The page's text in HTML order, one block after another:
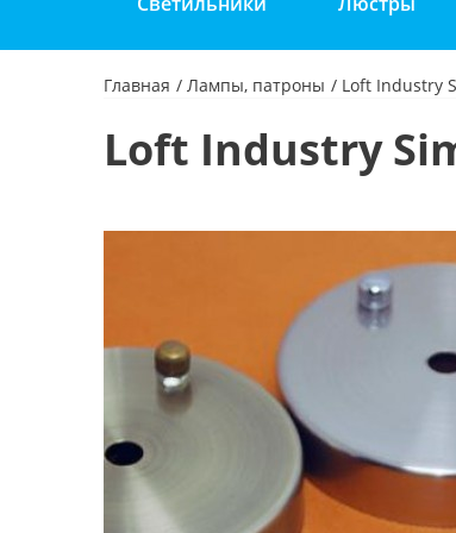
Главная Лампы, патроны Loft Industry
Loft Industry